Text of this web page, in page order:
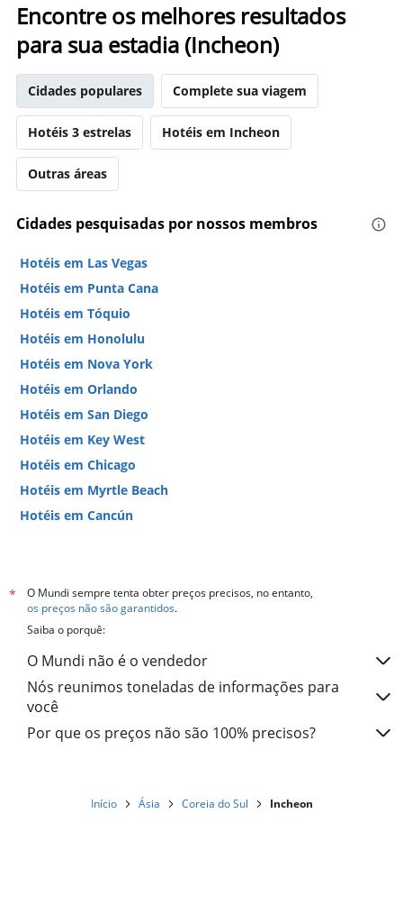
Encontre os melhores resultados
para sua estadia (Incheon)
Cidades populares Complete sua viagem
Hotéis 3 estrelas Hotéis em Incheon
Outras áreas
Cidades pesquisadas por nossos membros
Hotéis em Las Vegas
Hotéis em Punta Cana
Hotéis em Tóquio
Hotéis em Honolulu
Hotéis em Nova York
Hotéis em Orlando
Hotéis em San Diego
Hotéis em Key West
Hotéis em Chicago
Hotéis em Myrtle Beach
Hotéis em Cancún
*
O Mundi sempre tenta obter preços precisos, no entanto,
os preços não são garantidos.
Saiba o porquê:
O Mundi não é o vendedor
Nós reunimos toneladas de informações para
você
Por que os preços não são 100% precisos?
Início Ásia Coreia do Sul Incheon